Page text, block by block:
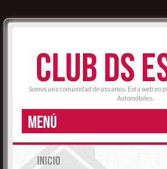
CLUB DS
Somos una comunidad de usuarios. Esta web no
Automobiles.
MENÚ
INICIO